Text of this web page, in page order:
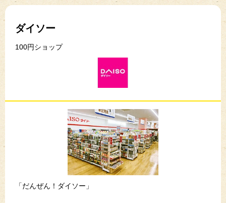
ダイソー
100円ショップ
「だんぜん！ダイソー」